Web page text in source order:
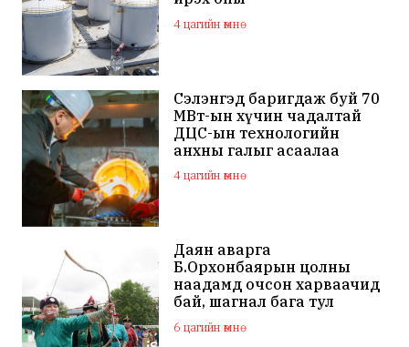
арванхоёрдугаар сар
ашиглалтад орно
4 цагийн өмнө
Сэлэнгэд баригдаж буй 70
МВт-ын хүчин чадалтай
ДЦС-ын технологийн
анхны галыг асаалаа
4 цагийн өмнө
Даян аварга
Б.Орхонбаярын цолны
наадамд очсон харваачид
бай, шагнал бага тул
наадамд оролцохгүй
гэдгээ мэдэгдлээ
6 цагийн өмнө